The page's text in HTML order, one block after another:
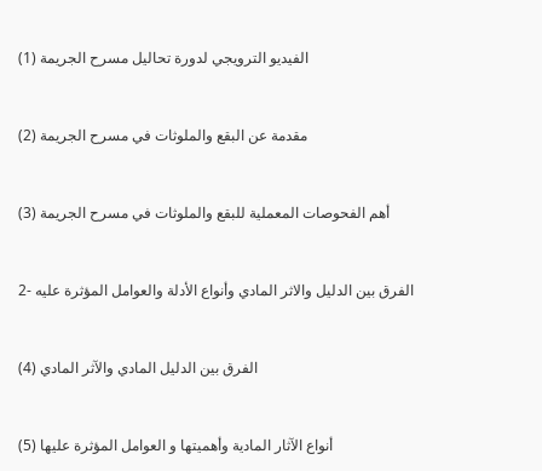
(1) الفيديو الترويجي لدورة تحاليل مسرح الجريمة
(2) مقدمة عن البقع والملوثات في مسرح الجريمة
(3) أهم الفحوصات المعملية للبقع والملوثات في مسرح الجريمة
2- الفرق بين الدليل والاثر المادي وأنواع الأدلة والعوامل المؤثرة عليه
(4) الفرق بين الدليل المادي والآثر المادي
(5) أنواع الآثار المادية وأهميتها و العوامل المؤثرة عليها